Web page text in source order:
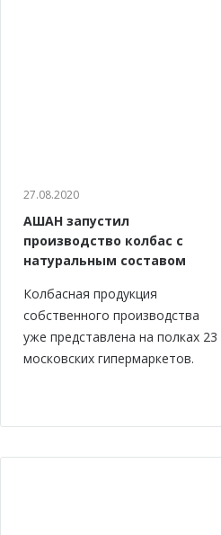
27.08.2020
АШАН запустил
производство колбас с
натуральным составом
Колбасная продукция
собственного производства
уже представлена на полках 23
московских гипермаркетов.